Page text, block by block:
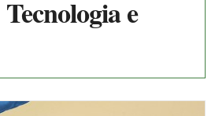
Tecnologia e